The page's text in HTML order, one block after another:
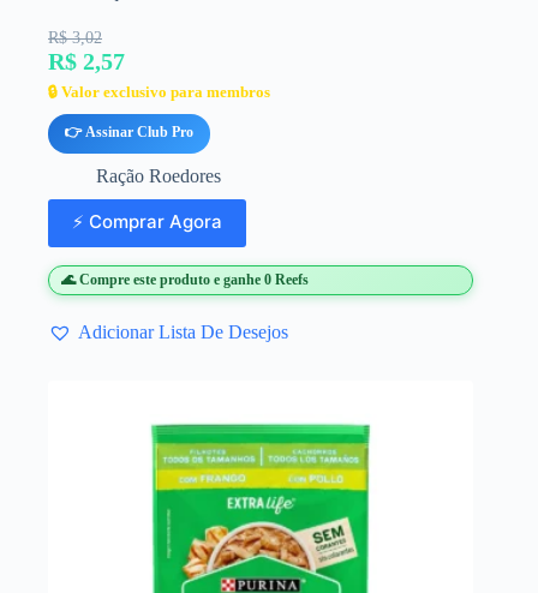
R$ 3,02
R$ 2,57
🔒 Valor exclusivo para membros
👉 Assinar Club Pro
Ração Roedores
⚡ Comprar Agora
🌊 Compre este produto e ganhe 0 Reefs
Adicionar Lista De Desejos